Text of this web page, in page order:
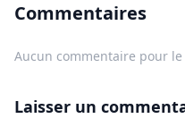
Commentaires
Aucun commentaire pour
Laisser un